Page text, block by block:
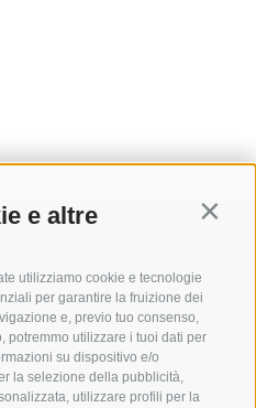
e altre
utilizziamo cookie e tecnologie
per garantire la fruizione dei
e, previo tuo consenso,
potremmo utilizzare i tuoi dati per
su dispositivo e/o
la selezione della pubblicità,
utilizzare profili per la